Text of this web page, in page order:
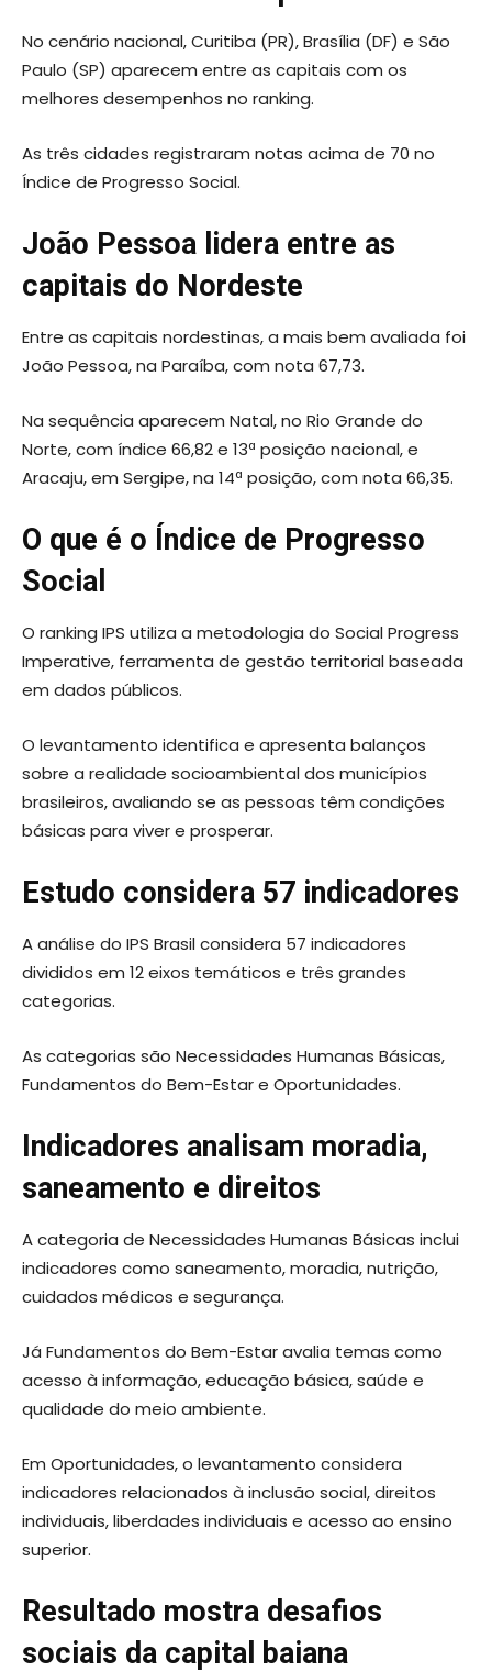
No cenário nacional, Curitiba (PR), Brasília (DF) e São
Paulo (SP) aparecem entre as capitais com os
melhores desempenhos no ranking.
As três cidades registraram notas acima de 70 no
Índice de Progresso Social.
João Pessoa lidera entre as
capitais do Nordeste
Entre as capitais nordestinas, a mais bem avaliada foi
João Pessoa, na Paraíba, com nota 67,73.
Na sequência aparecem Natal, no Rio Grande do
Norte, com índice 66,82 e 13ª posição nacional, e
Aracaju, em Sergipe, na 14ª posição, com nota 66,35.
O que é o Índice de Progresso
Social
O ranking IPS utiliza a metodologia do Social Progress
Imperative, ferramenta de gestão territorial baseada
em dados públicos.
O levantamento identifica e apresenta balanços
sobre a realidade socioambiental dos municípios
brasileiros, avaliando se as pessoas têm condições
básicas para viver e prosperar.
Estudo considera 57 indicadores
A análise do IPS Brasil considera 57 indicadores
divididos em 12 eixos temáticos e três grandes
categorias.
As categorias são Necessidades Humanas Básicas,
Fundamentos do Bem-Estar e Oportunidades.
Indicadores analisam moradia,
saneamento e direitos
A categoria de Necessidades Humanas Básicas inclui
indicadores como saneamento, moradia, nutrição,
cuidados médicos e segurança.
Já Fundamentos do Bem-Estar avalia temas como
acesso à informação, educação básica, saúde e
qualidade do meio ambiente.
Em Oportunidades, o levantamento considera
indicadores relacionados à inclusão social, direitos
individuais, liberdades individuais e acesso ao ensino
superior.
Resultado mostra desafios
sociais da capital baiana